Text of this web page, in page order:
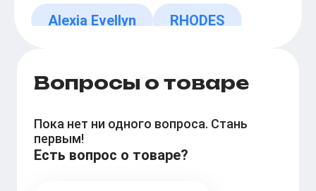
Alexia Evellyn RHODES
Вопросы о товаре
Пока нет ни одного вопроса. Стань
первым!
Есть вопрос о товаре?